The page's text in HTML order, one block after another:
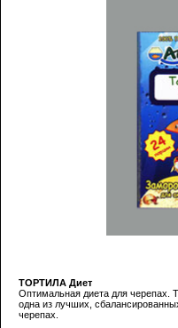
ТОРТИЛА Диет
Оптимальная диета для черепах.
одна из лучших,
черепах.